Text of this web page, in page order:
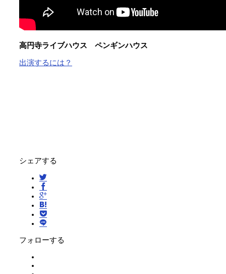
高円寺ライブハウス ペンギンハウス
出演するには？
シェアする
フォローする